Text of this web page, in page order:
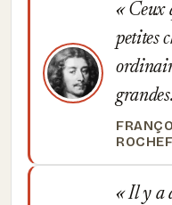
Ceux
petites
Il y a